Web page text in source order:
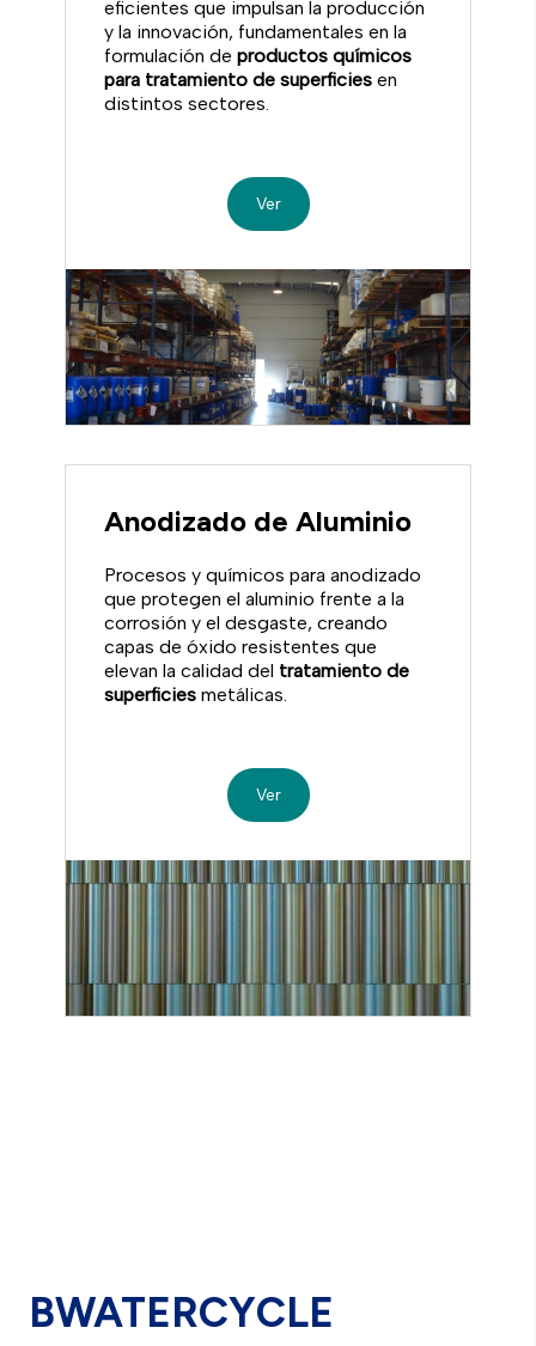
eficientes que impulsan la producción
y la innovación, fundamentales en la
formulación de productos químicos
para tratamiento de superficies en
distintos sectores.
Ver
Anodizado de Aluminio
Procesos y químicos para anodizado
que protegen el aluminio frente a la
corrosión y el desgaste, creando
capas de óxido resistentes que
elevan la calidad del tratamiento de
superficies metálicas.
Ver
BWATERCYCLE